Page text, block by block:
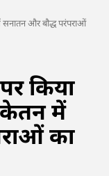
सनातन और बौद्ध परंपराओं
किया
में
का